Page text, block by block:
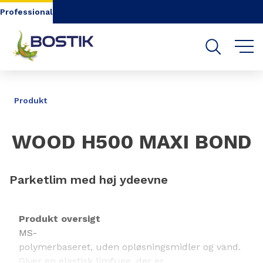
Go to content
Professional
Produkt
WOOD H500 MAXI BOND
Parketlim med høj ydeevne
Produkt oversigt
MS-
polymerbaseret, uden opløsningsmidler og vand.